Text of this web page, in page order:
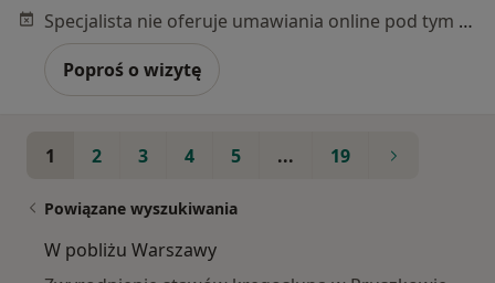
Specjalista nie oferuje umawiania online pod tym adresem.
Poproś o wizytę
1 2 3 4 5 ... 19
Powiązane wyszukiwania
W pobliżu Warszawy